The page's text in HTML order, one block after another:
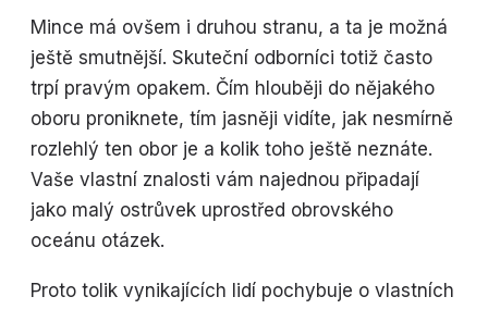
Mince má ovšem i druhou stranu, a ta je možná
ještě smutnější. Skuteční odborníci totiž často
trpí pravým opakem. Čím hlouběji do nějakého
oboru proniknete, tím jasněji vidíte, jak nesmírně
rozlehlý ten obor je a kolik toho ještě neznáte.
Vaše vlastní znalosti vám najednou připadají
jako malý ostrůvek uprostřed obrovského
oceánu otázek.
Proto tolik vynikajících lidí pochybuje o vlastních